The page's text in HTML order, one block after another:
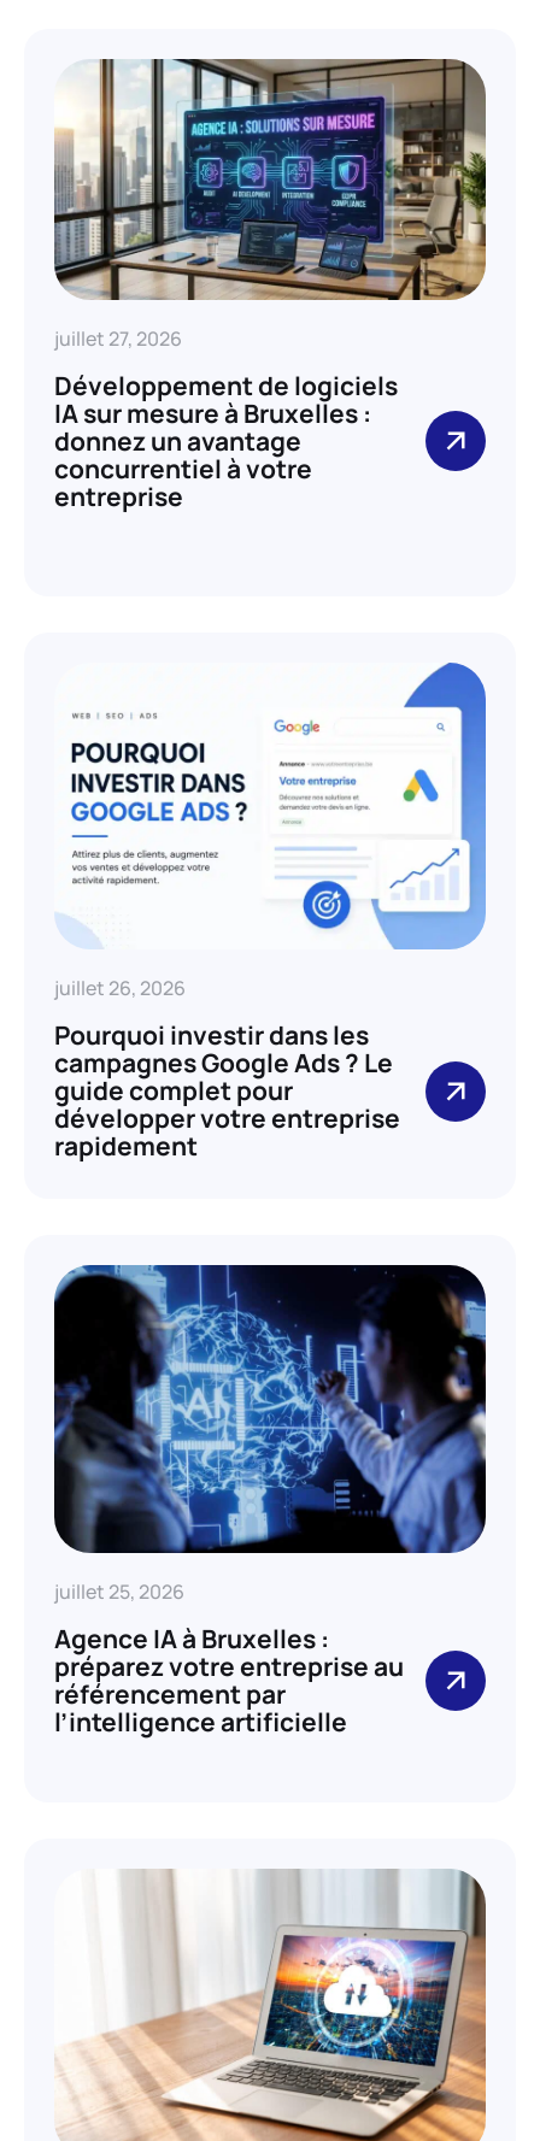
juillet 27, 2026
Développement de logiciels
IA sur mesure à Bruxelles :
donnez un avantage
concurrentiel à votre
entreprise
juillet 26, 2026
Pourquoi investir dans les
campagnes Google Ads ? Le
guide complet pour
développer votre entreprise
rapidement
juillet 25, 2026
Agence IA à Bruxelles :
préparez votre entreprise au
référencement par
l’intelligence artificielle